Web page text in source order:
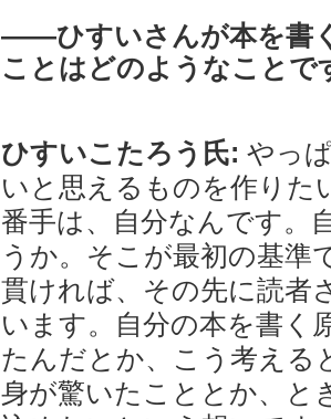
――ひすいさんが本を書
ことはどのようなことで
ひすいこたろう氏: やっ
いと思えるものを作りた
番手は、自分なんです。
うか。そこが最初の基準
貫ければ、その先に読者
います。自分の本を書く
たんだとか、こう考える
身が驚いたこととか、と